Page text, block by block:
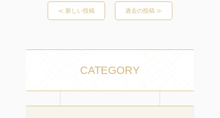
≪ 新しい投稿 過去の投稿 ≫
CATEGORY